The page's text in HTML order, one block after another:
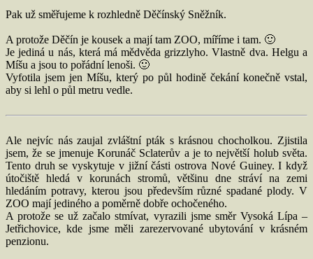
Pak už směřujeme k rozhledně Děčínský Sněžník.
A protože Děčín je kousek a mají tam ZOO, míříme i tam. 🙂
Je jediná u nás, která má mědvěda grizzlyho. Vlastně dva. Helgu a
Míšu a jsou to pořádní lenoši. 🙂
Vyfotila jsem jen Míšu, který po půl hodině čekání konečně vstal,
aby si lehl o půl metru vedle.
Ale nejvíc nás zaujal zvláštní pták s krásnou chocholkou. Zjistila
jsem, že se jmenuje Korunáč Sclaterův a je to největší holub světa.
Tento druh se vyskytuje v jižní části ostrova Nové Guiney. I když
útočiště hledá v korunách stromů, většinu dne stráví na zemi
hledáním potravy, kterou jsou především různé spadané plody. V
ZOO mají jediného a poměrně dobře ochočeného.
A protože se už začalo stmívat, vyrazili jsme směr Vysoká Lípa –
Jetřichovice, kde jsme měli zarezervované ubytování v krásném
penzionu.